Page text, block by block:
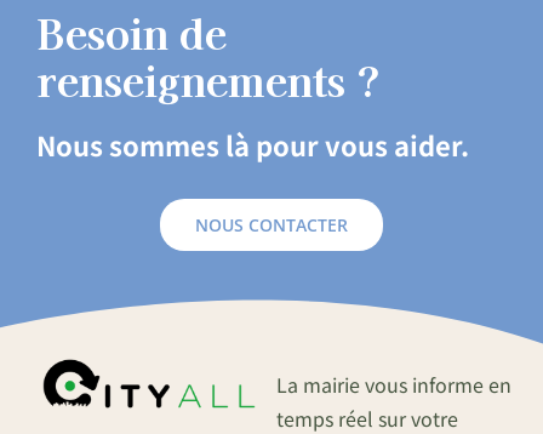
Besoin de
renseignements ?
Nous sommes là pour vous aider.
NOUS CONTACTER
La mairie vous informe en
temps réel sur votre